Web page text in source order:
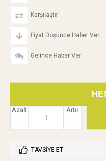
Karşılaştır
Fiyat Düşünce Haber Ver
Gelince Haber Ver
Artır
Azalt
TAVSIYE ET